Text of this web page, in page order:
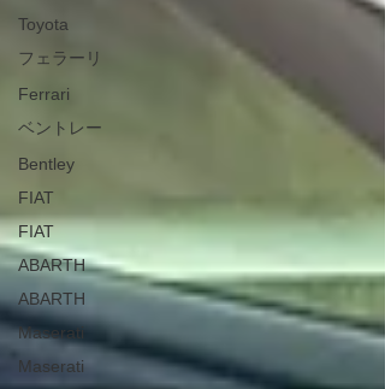
Toyota
フェラーリ
Ferrari
ベントレー
Bentley
FIAT
FIAT
ABARTH
ABARTH
Maserati
Maserati